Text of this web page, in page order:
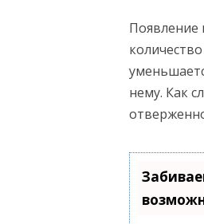
Появление
нему. Как